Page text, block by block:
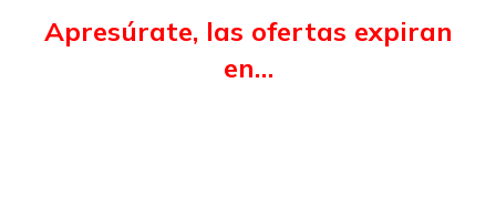
Apresúrate, las ofertas expiran
en…